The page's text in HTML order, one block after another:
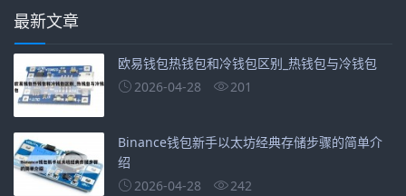
最新文章
欧易钱包热钱包和冷钱包区别_热钱包与冷钱包
2026-04-28
201
Binance钱包新手以太坊经典存储步骤的简单介
绍
2026-04-28
242